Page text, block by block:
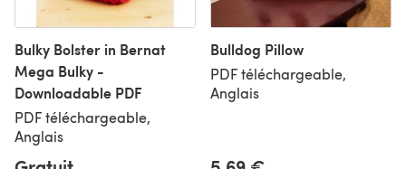
Bulky Bolster in Bernat
Mega Bulky -
Downloadable PDF
PDF téléchargeable,
Anglais
Bulldog Pillow
PDF téléchargeable,
Anglais